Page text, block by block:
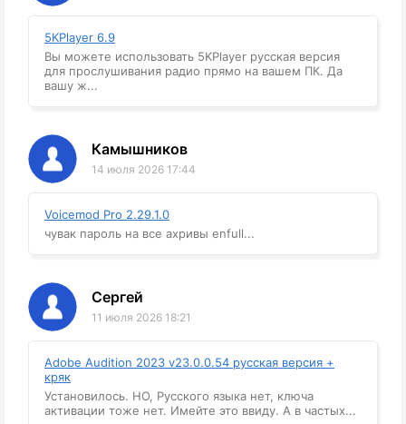
5KPlayer 6.9
Вы можете использовать 5KPlayer русская версия
для прослушивания радио прямо на вашем ПК. Да
вашу ж...
Камышников
14 июля 2026 17:44
Voicemod Pro 2.29.1.0
чувак пароль на все ахривы enfull...
Сергей
11 июля 2026 18:21
Adobe Audition 2023 v23.0.0.54 русская версия +
кряк
Установилось. НО, Русского языка нет, ключа
активации тоже нет. Имейте это ввиду. А в частых...